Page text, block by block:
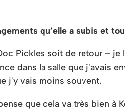
qu’elle a subis et
Pickles soit de retour – je
dans la salle que j'avais
j'y vais moins souvent.
que cela va très bien à